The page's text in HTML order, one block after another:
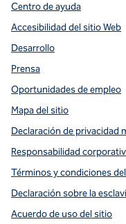
Centro de ayuda
Accesibilidad del sitio Web
Desarrollo
Prensa
Oportunidades de empleo
Mapa del sitio
Declaración de privacidad
Responsabilidad
Términos y condiciones
Declaración sobre la
Acuerdo de uso del sitio